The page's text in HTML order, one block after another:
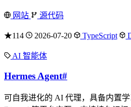
网站 源代码
★114 2026-07-20 TypeScript
AI 智能体
Hermes Agent#
可自我进化的 AI 代理，具备内置学